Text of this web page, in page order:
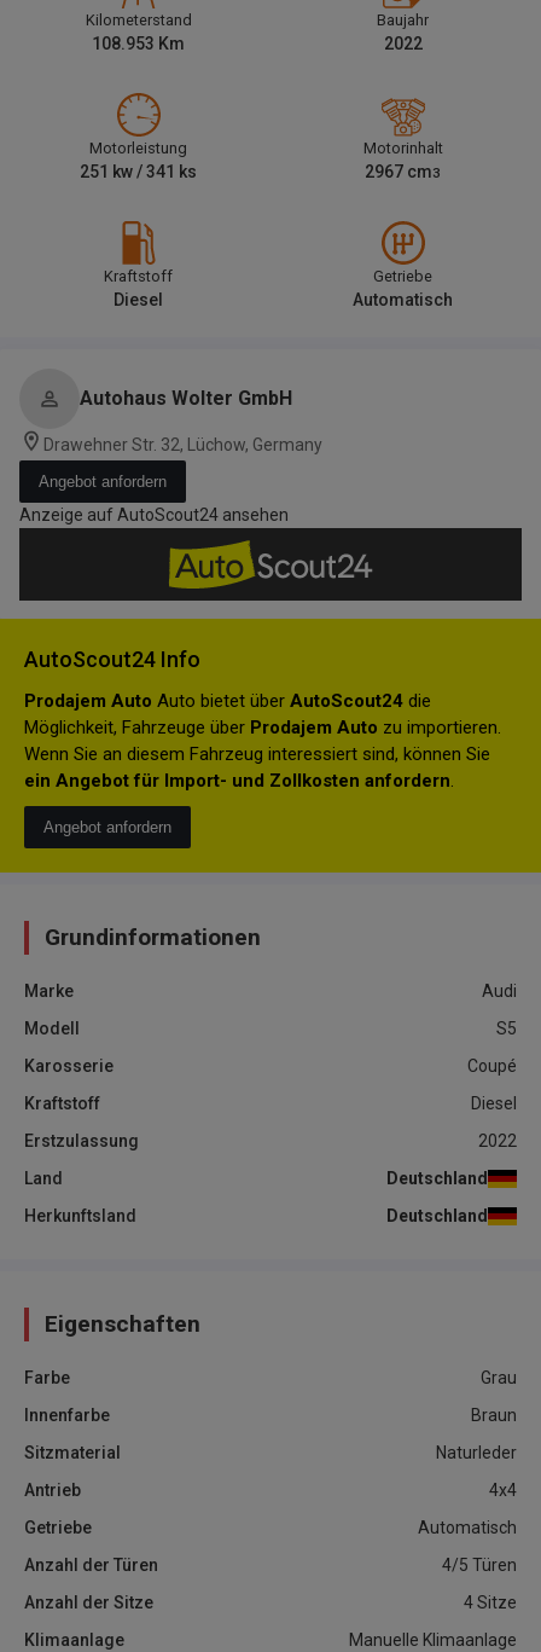
Kilometerstand
108.953 Km
Baujahr
2022
Motorleistung
251 kw /341 ks
Motorinhalt
2967 cm3
Kraftstoff
Diesel
Getriebe
Automatisch
Autohaus Wolter GmbH
Drawehner Str. 32, Lüchow, Germany
Angebot anfordern
Anzeige auf AutoScout24 ansehen
AutoScout24 Info
Prodajem Auto Auto bietet über AutoScout24 die
Möglichkeit, Fahrzeuge über Prodajem Auto zu importieren.
Wenn Sie an diesem Fahrzeug interessiert sind, können Sie
ein Angebot für Import- und Zollkosten anfordern.
Angebot anfordern
Grundinformationen
Marke
Audi
Modell
S5
Karosserie
Coupé
Kraftstoff
Diesel
Erstzulassung
2022
Land
Deutschland
Herkunftsland
Deutschland
Eigenschaften
Farbe
Grau
Innenfarbe
Braun
Sitzmaterial
Naturleder
Antrieb
4x4
Getriebe
Automatisch
Anzahl der Türen
4/5 Türen
Anzahl der Sitze
4 Sitze
Klimaanlage
Manuelle Klimaanlage